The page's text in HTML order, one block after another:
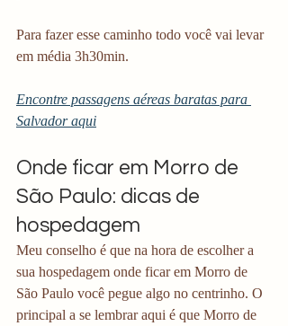
Para fazer esse caminho todo você vai levar
em média 3h30min.
Encontre passagens aéreas baratas para
Salvador aqui
Onde ficar em Morro de
São Paulo: dicas de
hospedagem
Meu conselho é que na hora de escolher a
sua hospedagem onde ficar em Morro de
São Paulo você pegue algo no centrinho. O
principal a se lembrar aqui é que Morro de